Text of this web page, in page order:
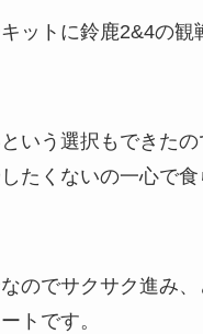
ットに鈴鹿2&4の観
いう選択もできたの
たくないの一心で食
のでサクサク進み、
トです。